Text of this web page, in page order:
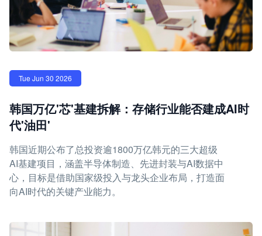
Tue Jun 30 2026
韩国万亿'芯'基建拆解：存储行业能否建成AI时
代'油田'
韩国近期公布了总投资逾1800万亿韩元的三大超级
AI基建项目，涵盖半导体制造、先进封装与AI数据中
心，目标是借助国家级投入与龙头企业布局，打造面
向AI时代的关键产业能力。